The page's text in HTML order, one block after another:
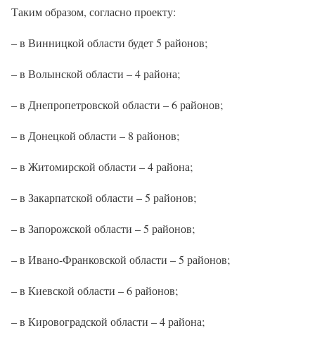
Таким образом, согласно проекту:
– в Винницкой области будет 5 районов;
– в Волынской области – 4 района;
– в Днепропетровской области – 6 районов;
– в Донецкой области – 8 районов;
– в Житомирской области – 4 района;
– в Закарпатской области – 5 районов;
– в Запорожской области – 5 районов;
– в Ивано-Франковской области – 5 районов;
– в Киевской области – 6 районов;
– в Кировоградской области – 4 района;